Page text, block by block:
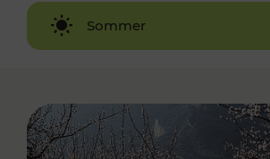
Sommer
Winter